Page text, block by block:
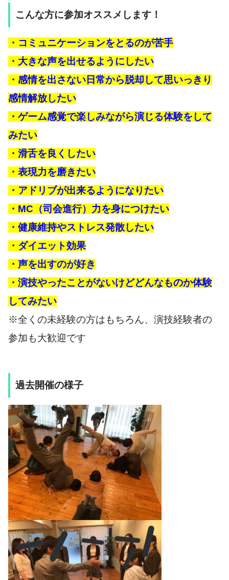
こんな方に参加オススメします！
・コミュニケーションをとるのが苦手
・大きな声を出せるようにしたい
・感情を出さない日常から脱却して思いっきり
感情解放したい
・ゲーム感覚で楽しみながら演じる体験をして
みたい
・滑舌を良くしたい
・表現力を磨きたい
・アドリブが出来るようになりたい
・MC（司会進行）力を身につけたい
・健康維持やストレス発散したい
・ダイエット効果
・声を出すのが好き
・演技やったことがないけどどんなものか体験
してみたい
※全くの未経験の方はもちろん、演技経験者の
参加も大歓迎です
過去開催の様子